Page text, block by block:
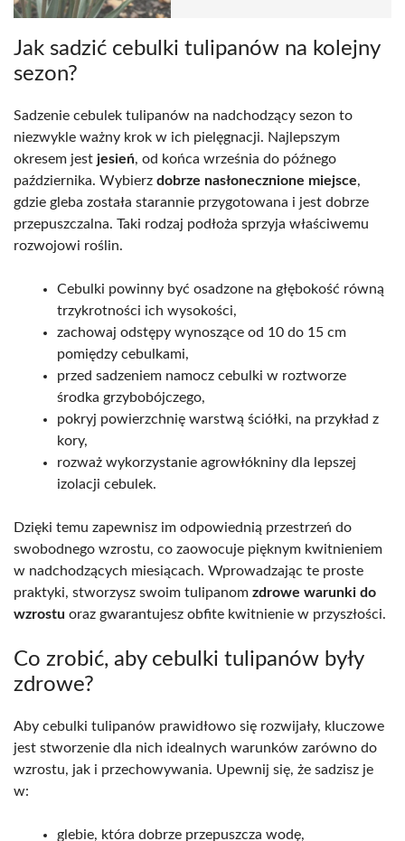
Jak sadzić cebulki tulipanów na kolejny
sezon?
Sadzenie cebulek tulipanów na nadchodzący sezon to
niezwykle ważny krok w ich pielęgnacji. Najlepszym
okresem jest jesień, od końca września do późnego
października. Wybierz dobrze nasłonecznione miejsce,
gdzie gleba została starannie przygotowana i jest dobrze
przepuszczalna. Taki rodzaj podłoża sprzyja właściwemu
rozwojowi roślin.
Cebulki powinny być osadzone na głębokość równą
trzykrotności ich wysokości,
zachowaj odstępy wynoszące od 10 do 15 cm
pomiędzy cebulkami,
przed sadzeniem namocz cebulki w roztworze
środka grzybobójczego,
pokryj powierzchnię warstwą ściółki, na przykład z
kory,
rozważ wykorzystanie agrowłókniny dla lepszej
izolacji cebulek.
Dzięki temu zapewnisz im odpowiednią przestrzeń do
swobodnego wzrostu, co zaowocuje pięknym kwitnieniem
w nadchodzących miesiącach. Wprowadzając te proste
praktyki, stworzysz swoim tulipanom zdrowe warunki do
wzrostu oraz gwarantujesz obfite kwitnienie w przyszłości.
Co zrobić, aby cebulki tulipanów były
zdrowe?
Aby cebulki tulipanów prawidłowo się rozwijały, kluczowe
jest stworzenie dla nich idealnych warunków zarówno do
wzrostu, jak i przechowywania. Upewnij się, że sadzisz je
w:
glebie, która dobrze przepuszcza wodę,